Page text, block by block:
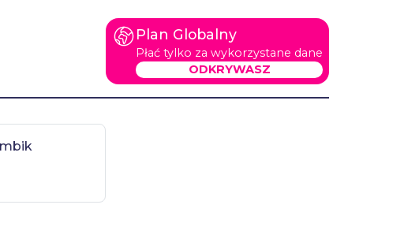
Plan Globalny
Płać tylko za wykorzystane dane
ODKRYWASZ